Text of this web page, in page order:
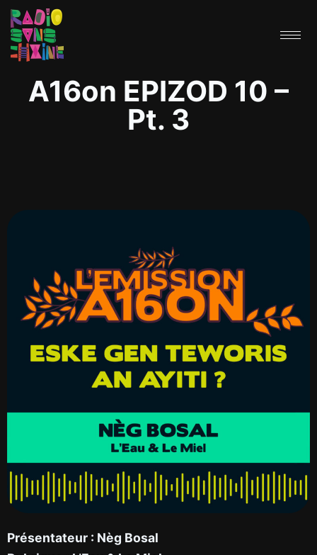
A16on EPIZOD 10 –
Pt. 3
Présentateur : Nèg Bosal